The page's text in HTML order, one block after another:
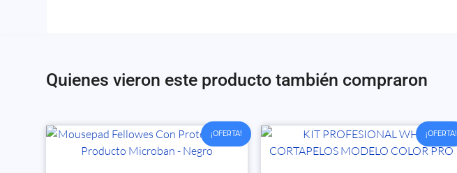
Quienes vieron este producto también compraron
¡OFERTA! ¡OFERTA!